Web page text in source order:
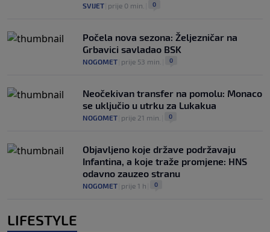
SVIJET prije 0 min. 0
Počela nova sezona: Željezničar na
Grbavici savladao BSK
NOGOMET prije 53 min. 0
Neočekivan transfer na pomolu: Monaco
se uključio u utrku za Lukakua
NOGOMET prije 21 min. 0
Objavljeno koje države podržavaju
Infantina, a koje traže promjene: HNS
odavno zauzeo stranu
NOGOMET prije 1 h 0
LIFESTYLE